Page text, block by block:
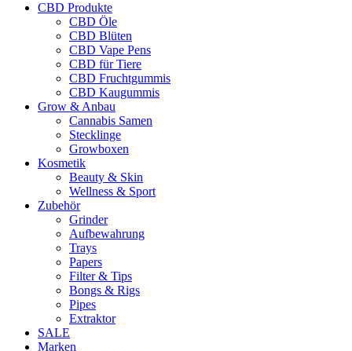
CBD Produkte
CBD Öle
CBD Blüten
CBD Vape Pens
CBD für Tiere
CBD Fruchtgummis
CBD Kaugummis
Grow & Anbau
Cannabis Samen
Stecklinge
Growboxen
Kosmetik
Beauty & Skin
Wellness & Sport
Zubehör
Grinder
Aufbewahrung
Trays
Papers
Filter & Tips
Bongs & Rigs
Pipes
Extraktor
SALE
Marken